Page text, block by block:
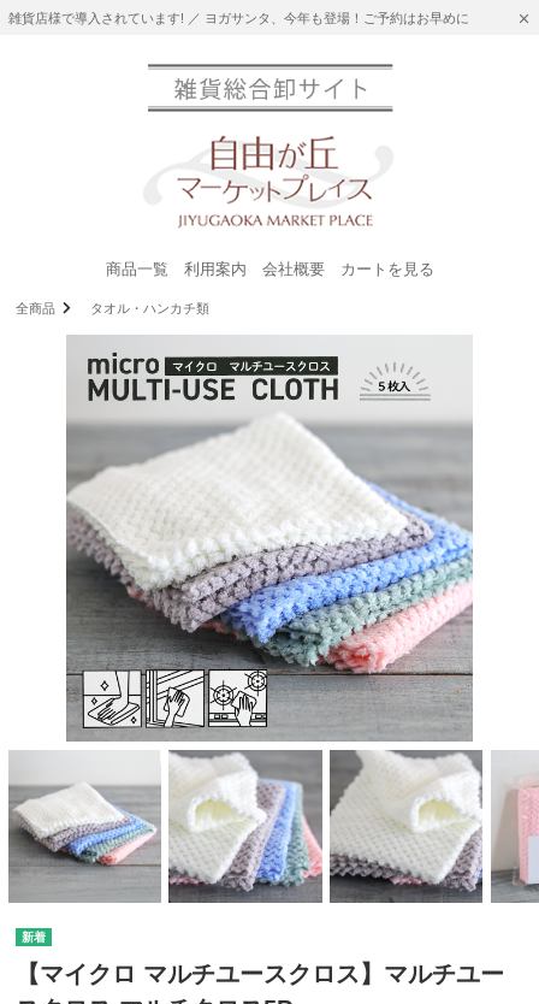
雑貨店様で導入されています! ／ ヨガサンタ、今年も登場！ご予約はお早めに
商品一覧 利用案内 会社概要 カートを見る
全商品 タオル・ハンカチ類
【マイクロ マルチユースクロス】マルチユー